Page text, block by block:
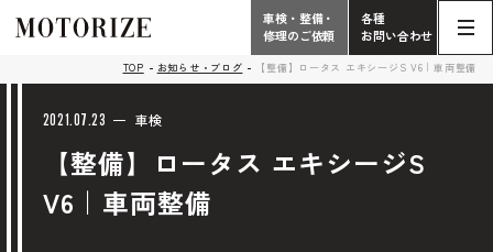
こだわり
Phone
電話受付時間 10:00 - 18:30（月曜定休）
Contact
車検・整備・
修理のご依頼
各種
お問い合わせ
TOP お知らせ・ブログ 【整備】ロータス エキシージS V6｜車両整備
2021.07.23 車検
【整備】ロータス エキシージS
V6｜車両整備